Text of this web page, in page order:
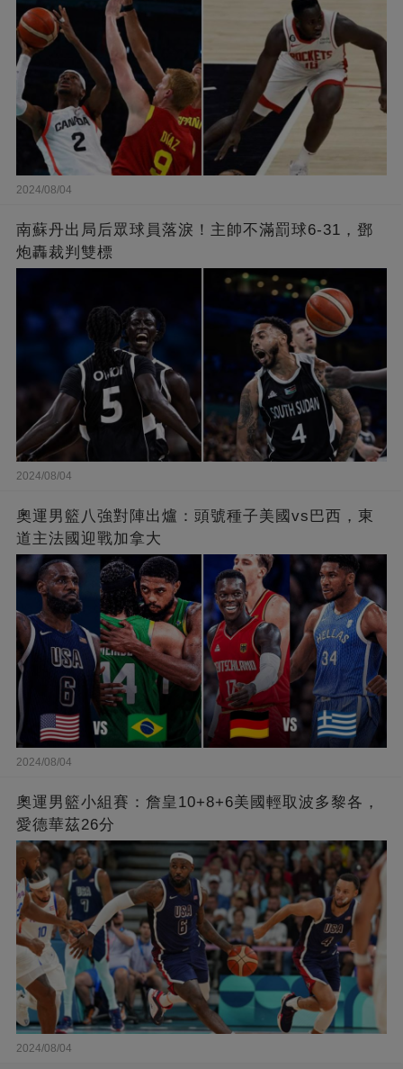
2024/08/04
南蘇丹出局后眾球員落淚！主帥不滿罰球6-31，鄧
炮轟裁判雙標
2024/08/04
奧運男籃八強對陣出爐：頭號種子美國vs巴西，東
道主法國迎戰加拿大
2024/08/04
奧運男籃小組賽：詹皇10+8+6美國輕取波多黎各，
愛德華茲26分
2024/08/04